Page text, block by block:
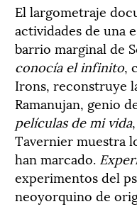
El largometraje
actividades de una
barrio marginal de
conocía el infinito,
Irons, reconstruye
Ramanujan, genio
películas de mi vida
Tavernier muestra
han marcado.
experimentos del
neoyorquino de